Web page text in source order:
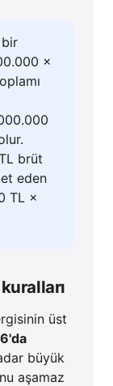
×
brüt
eden
TL ×
üst
büyük
aşamaz